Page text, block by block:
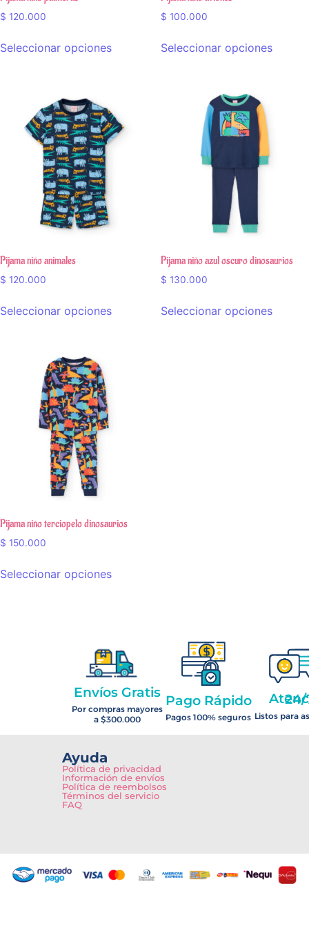
$ 120.000
Seleccionar opciones
$ 100.000
Seleccionar opciones
Pijama niño animales
$ 120.000
Seleccionar opciones
Pijama niño azul oscuro dinosaurios
$ 130.000
Seleccionar opciones
Pijama niño terciopelo dinosaurios
$ 150.000
Seleccionar opciones
Envíos Gratis
Por compras mayores
a $300.000
Pago Rápido
Pagos 100% seguros
Atención
Listos para
Ayuda
Política de privacidad
Información de envíos
Política de reembolsos
Términos del servicio
FAQ